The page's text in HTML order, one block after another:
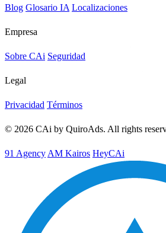
Blog Glosario IA Localizaciones
Empresa
Sobre CAi Seguridad
Legal
Privacidad Términos
© 2026 CAi by QuiroAds. All rights
91 Agency AM Kairos HeyCAi